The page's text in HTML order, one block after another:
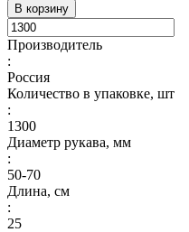
В корзину
Производитель
:
Россия
Количество в упаковке, шт
:
1300
Диаметр рукава, мм
:
50-70
Длина, см
:
25